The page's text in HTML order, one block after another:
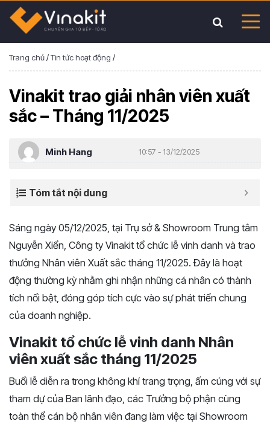
Trang chủ/Tin tức hoạt động /
Vinakit trao giải nhân viên xuất
sắc – Tháng 11/2025
Minh Hang 10:57 - 13/12/2025
Tóm tắt nội dung
Sáng ngày 05/12/2025, tại Trụ sở & Showroom Trung tâm
Nguyễn Xiển, Công ty Vinakit tổ chức lễ vinh danh và trao
thưởng Nhân viên Xuất sắc tháng 11/2025. Đây là hoạt
động thường kỳ nhằm ghi nhận những cá nhân có thành
tích nổi bật, đóng góp tích cực vào sự phát triển chung
của doanh nghiệp.
Vinakit tổ chức lễ vinh danh Nhân
viên xuất sắc tháng 11/2025
Buổi lễ diễn ra trong không khí trang trọng, ấm cúng với sự
tham dự của Ban lãnh đạo, các Trưởng bộ phận cùng
toàn thể cán bộ nhân viên đang làm việc tại Showroom